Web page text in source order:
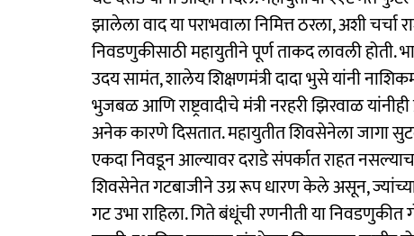
झालेला वाद या पराभवाला निमित्त ठरला, अशी
निवडणुकीसाठी महायुतीने पूर्ण ताकद लावली होती.
उदय सामंत, शालेय शिक्षणमंत्री दादा भुसे यांनी
भुजबळ आणि राष्ट्रवादीचे मंत्री नरहरी झिरवाळ
अनेक कारणे दिसतात. महायुतीत शिवसेनेला जागा
एकदा निवडून आल्यावर दराडे संपर्कात राहत
शिवसेनेत गटबाजीने उग्र रूप धारण केले असून,
गट उभा राहिला. गिते बंधूंची रणनीती या